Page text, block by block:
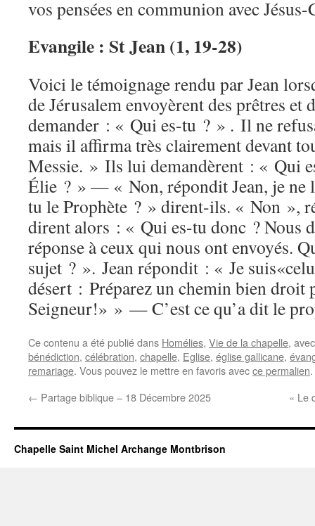
vos pensées en communion avec
Evangile : St Jean (1, 19-28)
Voici le témoignage rendu par Jean
de Jérusalem envoyèrent des prêtres et
demander : « Qui es-tu ? » . Il ne
mais il affirma très clairement devant
Messie. » Ils lui demandèrent : « Qui
Élie ? » — « Non, répondit Jean, je
tu le Prophète ? » dirent-ils. « Non »,
dirent alors : « Qui es-tu donc ? Nous
réponse à ceux qui nous ont envoyés.
sujet ? ». Jean répondit : « Je
désert : Préparez un chemin bien droit
Seigneur!» » — C’est ce qu’a dit le
Ce contenu a été publié dans Homélies, Vie de la chapelle,
bénédiction, célébration, chapelle, Eglise, église gallicane,
remariage. Vous pouvez le mettre en favoris avecce permalien.
← Partage biblique – 18 Décembre 2025 « Le
Chapelle Saint Michel Archange Montbrison